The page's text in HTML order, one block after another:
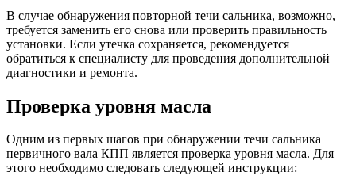
В случае обнаружения повторной течи сальника, возможно,
требуется заменить его снова или проверить правильность
установки. Если утечка сохраняется, рекомендуется
обратиться к специалисту для проведения дополнительной
диагностики и ремонта.
Проверка уровня масла
Одним из первых шагов при обнаружении течи сальника
первичного вала КПП является проверка уровня масла. Для
этого необходимо следовать следующей инструкции: